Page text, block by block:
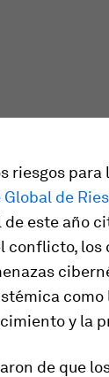
riesgos para
de
este año
conflicto, los
como
y la
de que